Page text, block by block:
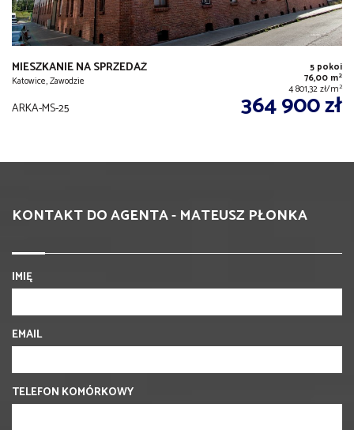
MIESZKANIE NA SPRZEDAŻ
Katowice, Zawodzie
5 pokoi
76,00 m2
4 801,32 zł/m2
ARKA-MS-25 364 900 zł
KONTAKT DO AGENTA - MATEUSZ PŁONKA
IMIĘ
EMAIL
TELEFON KOMÓRKOWY